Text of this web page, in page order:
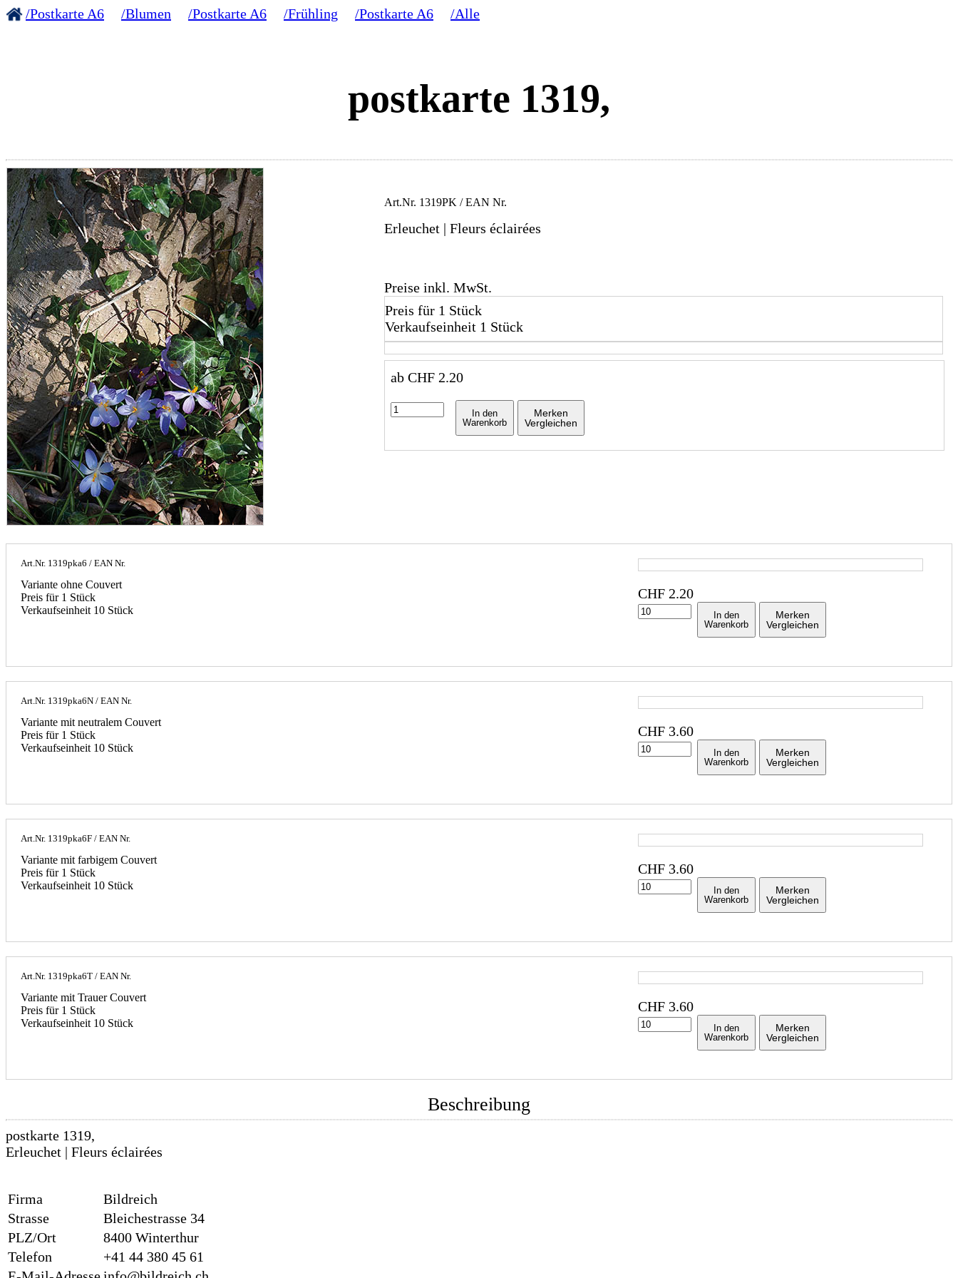
/Postkarte A6 /Blumen /Postkarte A6 /Frühling /Postkarte A6 /Alle
postkarte 1319,
Art.Nr. 1319PK / EAN Nr.
Erleuchet | Fleurs éclairées
Preise inkl. MwSt.
Preis für 1 Stück
Verkaufseinheit 1 Stück
ab CHF 2.20
In den
Warenkorb
Merken
Vergleichen
Art.Nr. 1319pka6 / EAN Nr.
Variante ohne Couvert
Preis für 1 Stück
Verkaufseinheit 10 Stück
CHF 2.20
In den
Warenkorb
Merken
Vergleichen
Art.Nr. 1319pka6N / EAN Nr.
Variante mit neutralem Couvert
Preis für 1 Stück
Verkaufseinheit 10 Stück
CHF 3.60
In den
Warenkorb
Merken
Vergleichen
Art.Nr. 1319pka6F / EAN Nr.
Variante mit farbigem Couvert
Preis für 1 Stück
Verkaufseinheit 10 Stück
CHF 3.60
In den
Warenkorb
Merken
Vergleichen
Art.Nr. 1319pka6T / EAN Nr.
Variante mit Trauer Couvert
Preis für 1 Stück
Verkaufseinheit 10 Stück
CHF 3.60
In den
Warenkorb
Merken
Vergleichen
Beschreibung
postkarte 1319,
Erleuchet | Fleurs éclairées
Firma
Bildreich
Strasse
Bleichestrasse 34
PLZ/Ort
8400 Winterthur
Telefon
+41 44 380 45 61